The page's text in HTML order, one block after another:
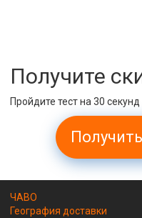
Получите
Пройдите тест на 30
ЧАВО
География доставки